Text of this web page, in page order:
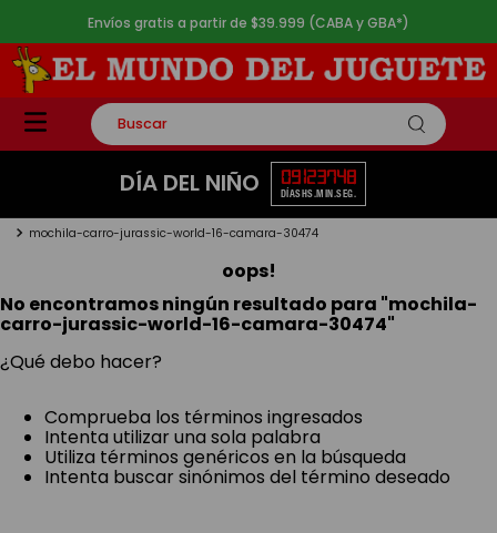
Envíos gratis a partir de $39.999 (CABA y GBA*)
Buscar
TÉRMINOS MÁS BUSCADOS
2.
lego
4.
monopatin
5. toy story
DÍA DEL NIÑO 09
DÍAS
12
HS.
37
MIN.
48
SEG.
mochila-carro-jurassic-world-16-camara-30474
oops!
No encontramos ningún resultado para "mochila-
carro-jurassic-world-16-camara-30474"
¿Qué debo hacer?
Comprueba los términos ingresados
Intenta utilizar una sola palabra
Utiliza términos genéricos en la búsqueda
Intenta buscar sinónimos del término deseado